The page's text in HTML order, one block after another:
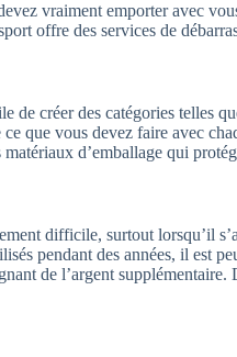
vraiment emporter avec
offre des services de
de créer des catégories telles
que vous devez faire avec
d’emballage qui
difficile, surtout lorsqu’il
pendant des années, il est
de l’argent